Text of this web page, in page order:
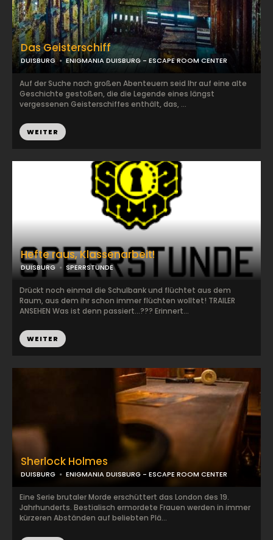
Hefte raus, Klassenarbeit!
DUISBURG SPERRSTUNDE
Drückt noch einmal die Schulbank und flüchtet aus dem
Raum, aus dem ihr schon immer flüchten wolltet! TRAILER
ANSEHEN Was ist denn passiert…??? Erinnert...
WEITER
Das Geisterschiff
DUISBURG ENIGMANIA DUISBURG - ESCAPE ROOM CENTER
Auf der Suche nach großen Abenteuern seid Ihr auf eine alte
Geschichte gestoßen, die die Legende eines längst
vergessenen Geisterschiffes enthält, das, ...
WEITER
Sherlock Holmes
DUISBURG ENIGMANIA DUISBURG - ESCAPE ROOM CENTER
Eine Serie brutaler Morde erschüttert das London des 19.
Jahrhunderts. Bestialisch ermordete Frauen werden in immer
kürzeren Abständen auf beliebten Plä...